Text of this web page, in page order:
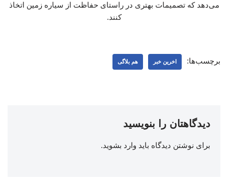
می‌دهد که تصمیمات بهتری در راستای حفاظت از سیاره زمین اتخاذ
کنند.
برچسب‌ها: اخرین خبر هم بلاگی
دیدگاهتان را بنویسید
برای نوشتن دیدگاه باید وارد بشوید.